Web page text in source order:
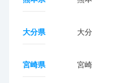
大分県 大分
宮崎県 宮崎